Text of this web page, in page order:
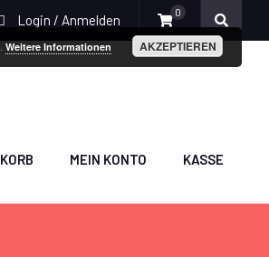
Login / Anmelden 0
MEIN KONTO KASSE
Weitere Informationen AKZEPTIEREN